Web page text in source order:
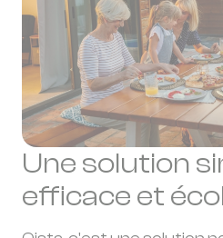
défauts de fabrication et
indépendantes de votre
Une solution
efficace et